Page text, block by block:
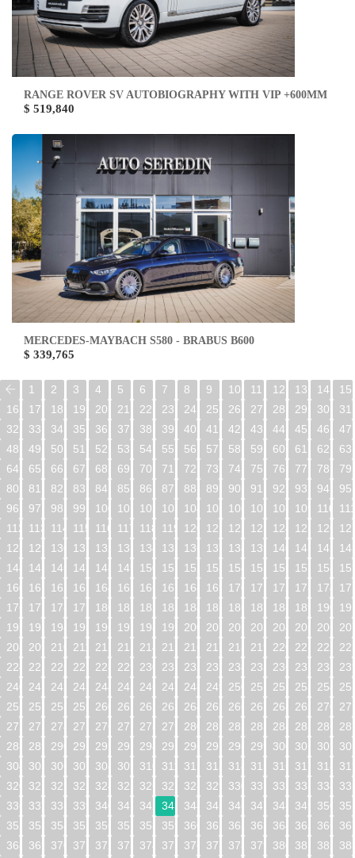
RANGE ROVER SV AUTOBIOGRAPHY WITH VIP +600MM
$ 519,840
MERCEDES-MAYBACH S580 - BRABUS B600
$ 339,765
1 2 3 4 5 6 7 8 9 10 11 12 13 14
15
16
17 18 19 20 21 22 23 24 25 26 27 28 29 30
31
32
33 34 35 36 37 38 39 40 41 42 43 44 45 46
47
48
49 50 51 52 53 54 55 56 57 58 59 60 61 62
63
64
65 66 67 68 69 70 71 72 73 74 75 76 77 78
79
80
81 82 83 84 85 86 87 88 89 90 91 92 93 94
95
96
97 98 99 100 101 102 103 104 105 106 107 108 109 110
112
113 114 115 116 117 118 119 120 121 122 123 124 125 126
128
129 130 131 132 133 134 135 136 137 138 139 140 141 142
144
145 146 147 148 149 150 151 152 153 154 155 156 157 158
160
161 162 163 164 165 166 167 168 169 170 171 172 173 174
176
177 178 179 180 181 182 183 184 185 186 187 188 189 190
192
193 194 195 196 197 198 199 200 201 202 203 204 205 206
208
209 210 211 212 213 214 215 216 217 218 219 220 221 222
224
225 226 227 228 229 230 231 232 233 234 235 236 237 238
240
241 242 243 244 245 246 247 248 249 250 251 252 253 254
256
257 258 259 260 261 262 263 264 265 266 267 268 269 270
272
273 274 275 276 277 278 279 280 281 282 283 284 285 286
288
289 290 291 292 293 294 295 296 297 298 299 300 301 302
304
305 306 307 308 309 310 311 312 313 314 315 316 317 318
320
321 322 323 324 325 326 327 328 329 330 331 332 333 334
336
337 338 339 340 341 342 343 344 345 346 347 348 349 350
352
353 354 355 356 357 358 359 360 361 362 363 364 365 366
368
369 370 371 372 373 374 375 376 377 378 379 380 381 382